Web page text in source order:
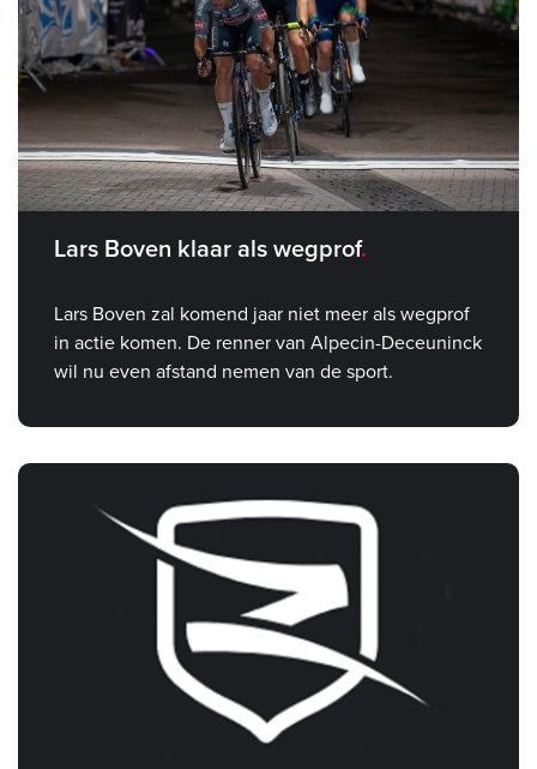
Lars Boven klaar als wegprof
Lars Boven zal komend jaar niet meer als wegprof
in actie komen. De renner van Alpecin-Deceuninck
wil nu even afstand nemen van de sport.